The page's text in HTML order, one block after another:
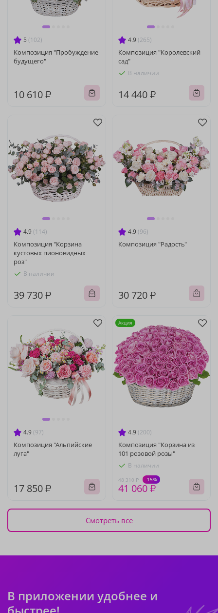
5 (102)
Композиция "Пробуждение
будущего"
10 610 ₽
4.9 (265)
Композиция "Королевский
сад"
В наличии
14 440 ₽
4.9 (114)
Композиция "Корзина
кустовых пионовидных
роз"
В наличии
39 730 ₽
4.9 (96)
Композиция "Радость"
30 720 ₽
4.9 (97)
Композиция "Альпийские
луга"
17 850 ₽
4.9 (200)
Композиция "Корзина из
101 розовой розы"
В наличии
48 310 ₽ -15%
41 060 ₽
Акция
Смотреть все
В приложении удобнее и